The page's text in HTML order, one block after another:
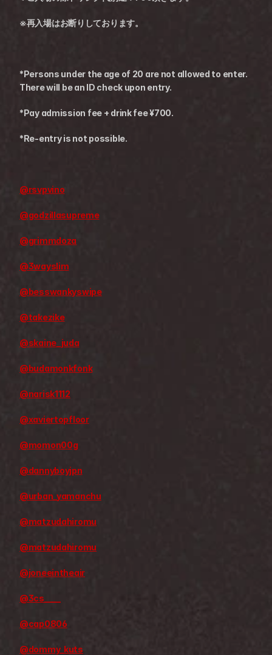
※再入場はお断りしております。
*Persons under the age of 20 are not allowed to enter.
There will be an ID check upon entry.
*Pay admission fee + drink fee ¥700.
*Re-entry is not possible.
@rsvpvino
@godzillasupreme
@grimmdoza
@3wayslim
@besswankyswipe
@takezike
@skaine_juda
@budamonkfonk
@narisk1112
@xaviertopfloor
@momon00g
@dannyboyjpn
@urban_yamanchu
@matzudahiromu
@matzudahiromu
@joneeintheair
@3cs____
@cap0806
@dommy_kuts